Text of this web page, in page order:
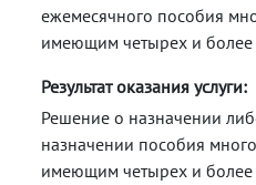
ежемесячного пособия
имеющим четырех и более
Результат оказания услуги:
Решение о назначении
назначении пособия
имеющим четырех и более